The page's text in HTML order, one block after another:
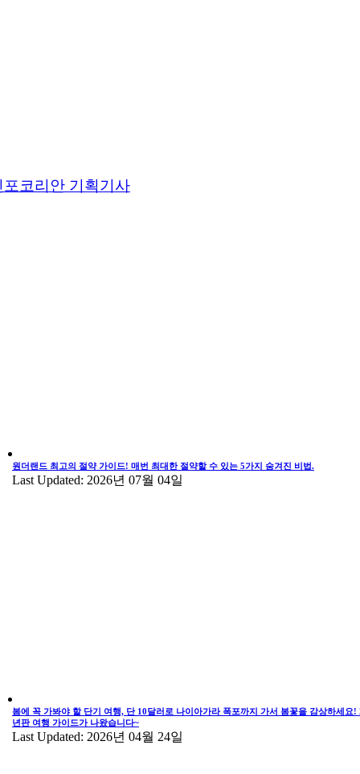
포코리안 기획기사
원더랜드 최고의 절약 가이드! 매번 최대한 절약할 수 있는 5가지 숨겨진 비법.
Last Updated: 2026년 07월 04일
봄에 꼭 가봐야 할 단기 여행, 단 10달러로 나이아가라 폭포까지 가서 봄꽃을 감상하세요!
년판 여행 가이드가 나왔습니다~
Last Updated: 2026년 04월 24일